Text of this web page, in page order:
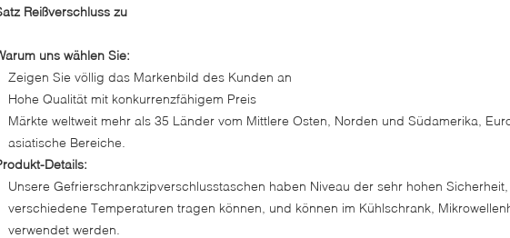
Reißverschluss zu
uns wählen Sie:
Zeigen Sie völlig das Markenbild des Kunden an
Hohe Qualität mit konkurrenzfähigem Preis
Märkte weltweit mehr als 35 Länder vom Mittlere Osten, Norden und Südamerika,
asiatische Bereiche.
Details:
Unsere Gefrierschrankzipverschlusstaschen haben Niveau der sehr hohen
verschiedene Temperaturen tragen können, und können im Kühlschrank,
verwendet werden.